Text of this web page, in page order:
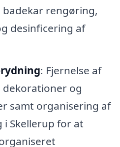
rengøring,
desinficering af
: Fjernelse af
dekorationer og
samt organisering af
Skellerup for at